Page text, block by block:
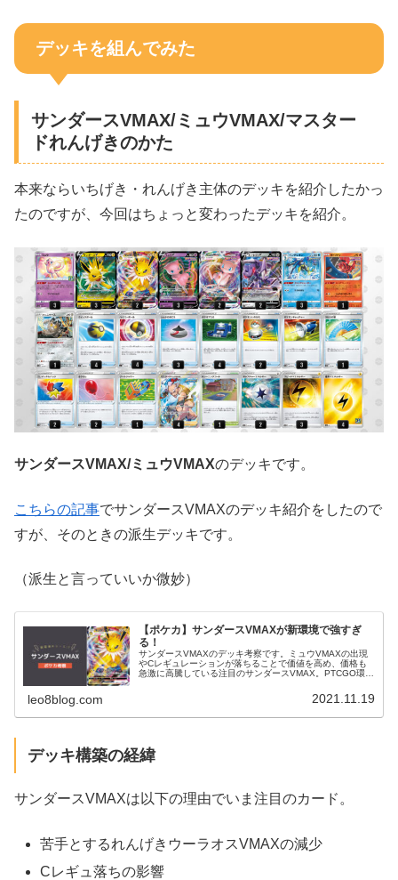
デッキを組んでみた
サンダースVMAX/ミュウVMAX/マスター
ドれんげきのかた
本来ならいちげき・れんげき主体のデッキを紹介したかっ
たのですが、今回はちょっと変わったデッキを紹介。
サンダースVMAX/ミュウVMAXのデッキです。
こちらの記事でサンダースVMAXのデッキ紹介をしたので
すが、そのときの派生デッキです。
（派生と言っていいか微妙）
【ポケカ】サンダースVMAXが新環境で強すぎ
る！
サンダースVMAXのデッキ考察です。ミュウVMAXの出現
やCレギュレーションが落ちることで価値を高め、価格も
急激に高騰している注目のサンダースVMAX。PTCGO環境
leo8blog.com 2021.11.19
デッキ構築の経緯
サンダースVMAXは以下の理由でいま注目のカード。
苦手とするれんげきウーラオスVMAXの減少
Cレギュ落ちの影響